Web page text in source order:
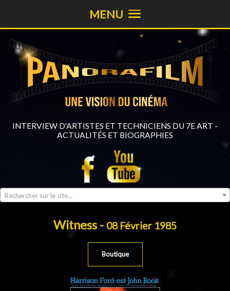
INTERVIEW D'ARTISTES ET TECHNICIENS DU 7E ART -
ACTUALITÉS ET BIOGRAPHIES
Rechercher sur le site...
MENU
Witness - 08 Février 1985
Boutique